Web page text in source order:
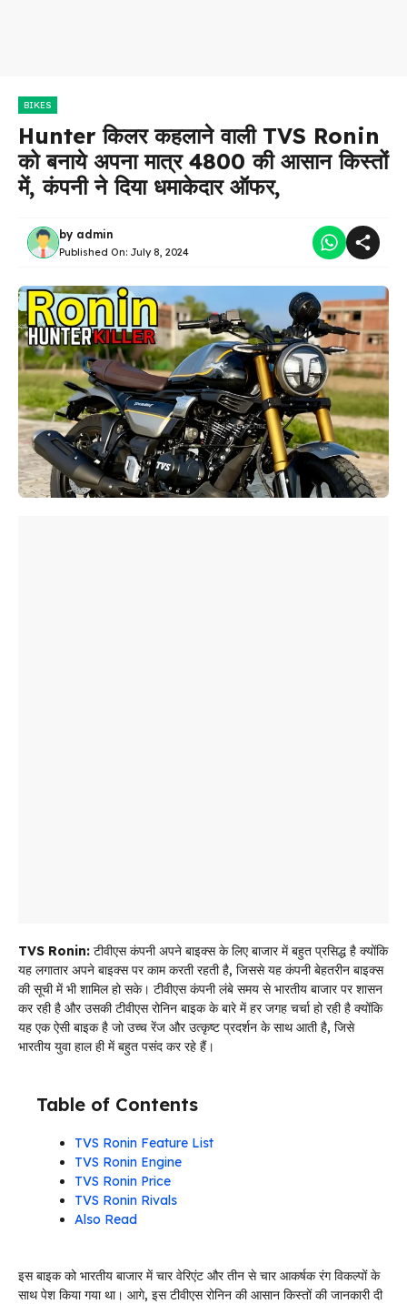
BIKES
Hunter किलर कहलाने वाली TVS Ronin
को बनाये अपना मात्र 4800 की आसान किस्तों
में, कंपनी ने दिया धमाकेदार ऑफर,
by admin
Published On: July 8, 2024
TVS Ronin: टीवीएस कंपनी अपने बाइक्स के लिए बाजार में बहुत प्रसिद्ध है क्योंकि
यह लगातार अपने बाइक्स पर काम करती रहती है, जिससे यह कंपनी बेहतरीन बाइक्स
की सूची में भी शामिल हो सके। टीवीएस कंपनी लंबे समय से भारतीय बाजार पर शासन
कर रही है और उसकी टीवीएस रोनिन बाइक के बारे में हर जगह चर्चा हो रही है क्योंकि
यह एक ऐसी बाइक है जो उच्च रेंज और उत्कृष्ट प्रदर्शन के साथ आती है, जिसे
भारतीय युवा हाल ही में बहुत पसंद कर रहे हैं।
Table of Contents
TVS Ronin Feature List
TVS Ronin Engine
TVS Ronin Price
TVS Ronin Rivals
Also Read
इस बाइक को भारतीय बाजार में चार वेरिएंट और तीन से चार आकर्षक रंग विकल्पों के
साथ पेश किया गया था। आगे, इस टीवीएस रोनिन की आसान किस्तों की जानकारी दी